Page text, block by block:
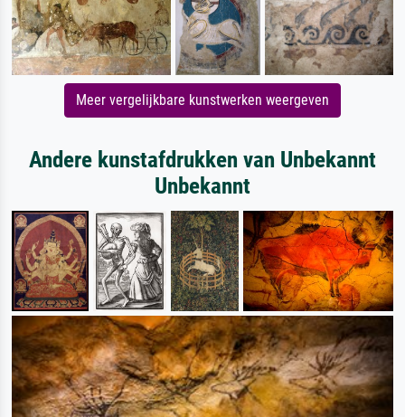
Meer vergelijkbare kunstwerken weergeven
Andere kunstafdrukken van Unbekannt
Unbekannt